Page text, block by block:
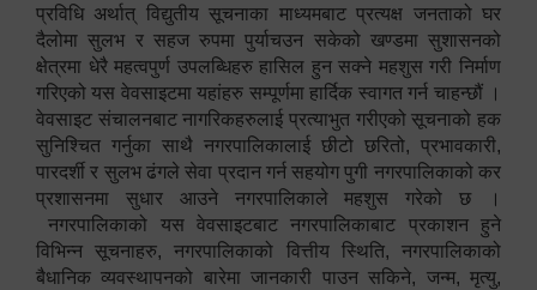
प्रविधि अर्थात् विद्युतीय सूचनाका माध्यमबाट प्रत्यक्ष जनताको घर
दैलोमा सुलभ र सहज रुपमा पुर्याचउन सकेको खण्डमा सुशासनको
क्षेत्रमा धेरै महत्वपुर्ण उपलब्धिहरु हासिल हुन सक्ने महशुस गरी निर्माण
गरिएको यस वेवसाइटमा यहांहरु सम्पूर्णमा हार्दिक स्वागत गर्न चाहन्छौं ।
वेवसाइट संचालनबाट नागरिकहरुलाई प्रत्याभुत गरीएको सूचनाको हक
सुनिश्चित गर्नुका साथै नगरपालिकालाई छीटो छरितो, प्रभावकारी,
पारदर्शी र सुलभ ढंगले सेवा प्रदान गर्न सहयोग पुगी नगरपालिकाको कर
प्रशासनमा सुधार आउने नगरपालिकाले महशुस गरेको छ ।
नगरपालिकाको यस वेवसाइटबाट नगरपालिकाबाट प्रकाशन हुने
विभिन्न सूचनाहरु, नगरपालिकाको वित्तीय स्थिति, नगरपालिकाको
बैधानिक व्यवस्थापनको बारेमा जानकारी पाउन सकिने, जन्म, मृत्यु,